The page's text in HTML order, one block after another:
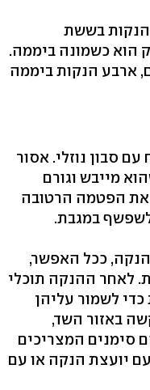
בששת
הוא כשמונה ביממה.
ארבע הנקות ביממה
סבון נוזלי. אסור
מייבש וגורם
את הפטמה הרטובה
במגבת.
ככל האפשר,
לאחר ההנקה תוכלי
לשמור עליהן
באזור השד,
סימנים המצריכים
יועצת הנקה או עם